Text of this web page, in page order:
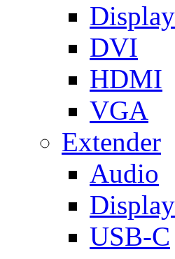
DVI
HDMI
VGA
Extender
Audio
USB-C